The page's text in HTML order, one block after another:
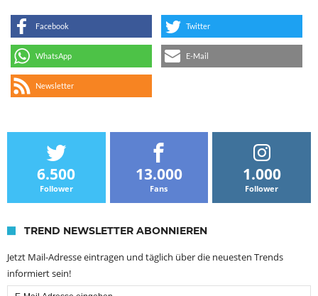
Facebook Twitter
WhatsApp E-Mail
Newsletter
6.500
Follower
13.000
Fans
1.000
Follower
TREND NEWSLETTER ABONNIEREN
Jetzt Mail-Adresse eintragen und täglich über die neuesten Trends
informiert sein!
Email